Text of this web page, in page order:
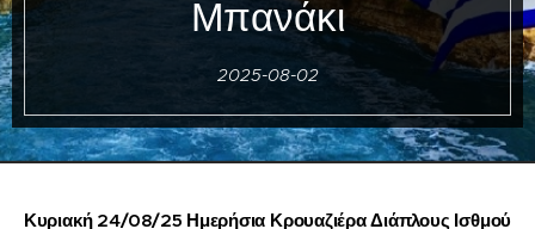
Μπανάκι
2025-08-02
Κυριακή 24/08/25 Ημερήσια Κρουαζιέρα Διάπλους Ισθμού